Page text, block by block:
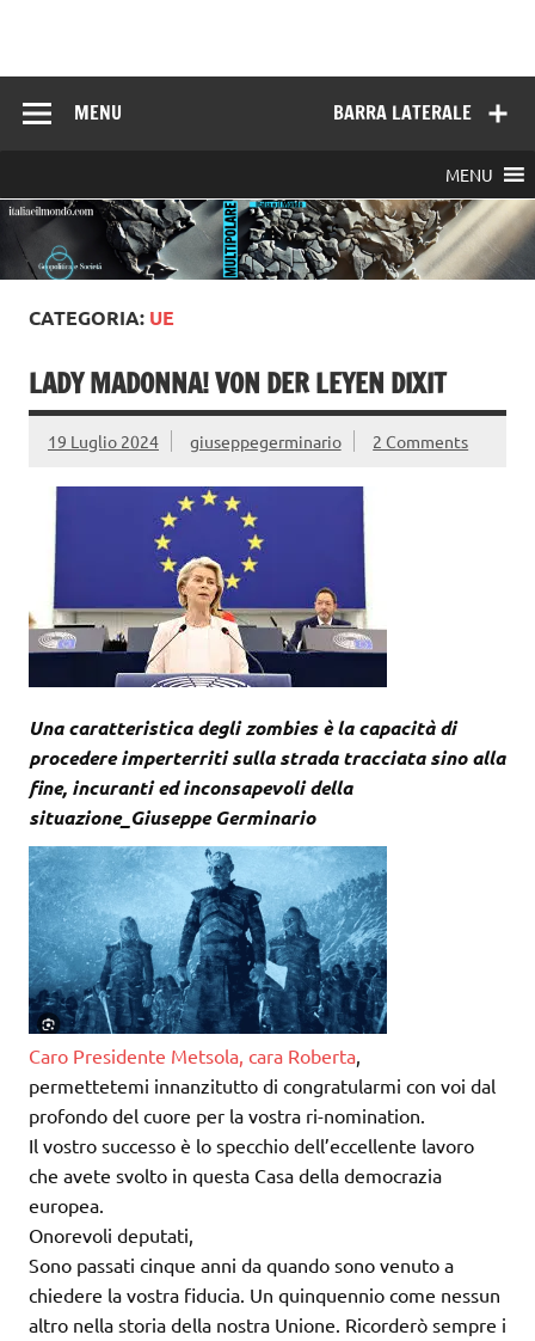
BARRA LATERALE
MENU
MENU
CATEGORIA: UE
LADY MADONNA! VON DER LEYEN DIXIT
19 Luglio 2024 giuseppegerminario 2 Comments
Una caratteristica degli zombies è la capacità di
procedere imperterriti sulla strada tracciata sino alla
fine, incuranti ed inconsapevoli della
situazione_Giuseppe Germinario
Caro Presidente Metsola, cara Roberta,
permettetemi innanzitutto di congratularmi con voi dal
profondo del cuore per la vostra ri-nomination.
Il vostro successo è lo specchio dell’eccellente lavoro
che avete svolto in questa Casa della democrazia
europea.
Onorevoli deputati,
Sono passati cinque anni da quando sono venuto a
chiedere la vostra fiducia. Un quinquennio come nessun
altro nella storia della nostra Unione. Ricorderò sempre i